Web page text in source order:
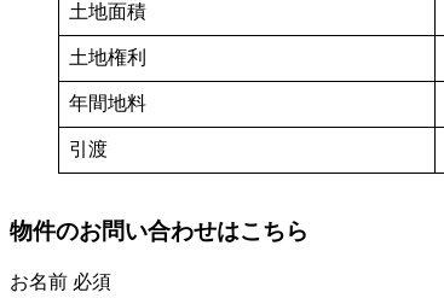
土地面積
土地権利
年間地料
引渡
物件のお問い合わせはこちら
お名前 必須